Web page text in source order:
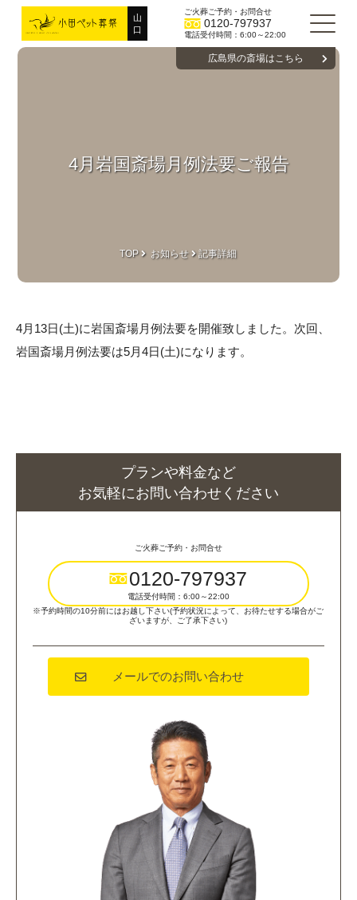
山
口
ご火葬ご予約・お問合せ
0120-797937
電話受付時間：6:00～22:00
広島県の斎場はこちら
4月岩国斎場月例法要ご報告
TOP お知らせ 記事詳細
4月13日(土)に岩国斎場月例法要を開催致しました。次回、
岩国斎場月例法要は5月4日(土)になります。
プランや料金など
お気軽にお問い合わせください
ご火葬ご予約・お問合せ
0120-797937
電話受付時間：6:00～22:00
※予約時間の10分前にはお越し下さい(予約状況によって、お待たせする場合がご
ざいますが、ご了承下さい)
メールでのお問い合わせ